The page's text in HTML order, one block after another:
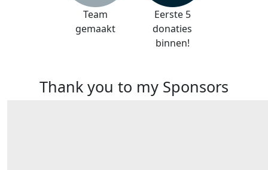
Team
gemaakt
Eerste 5
donaties
binnen!
Thank you to my Sponsors